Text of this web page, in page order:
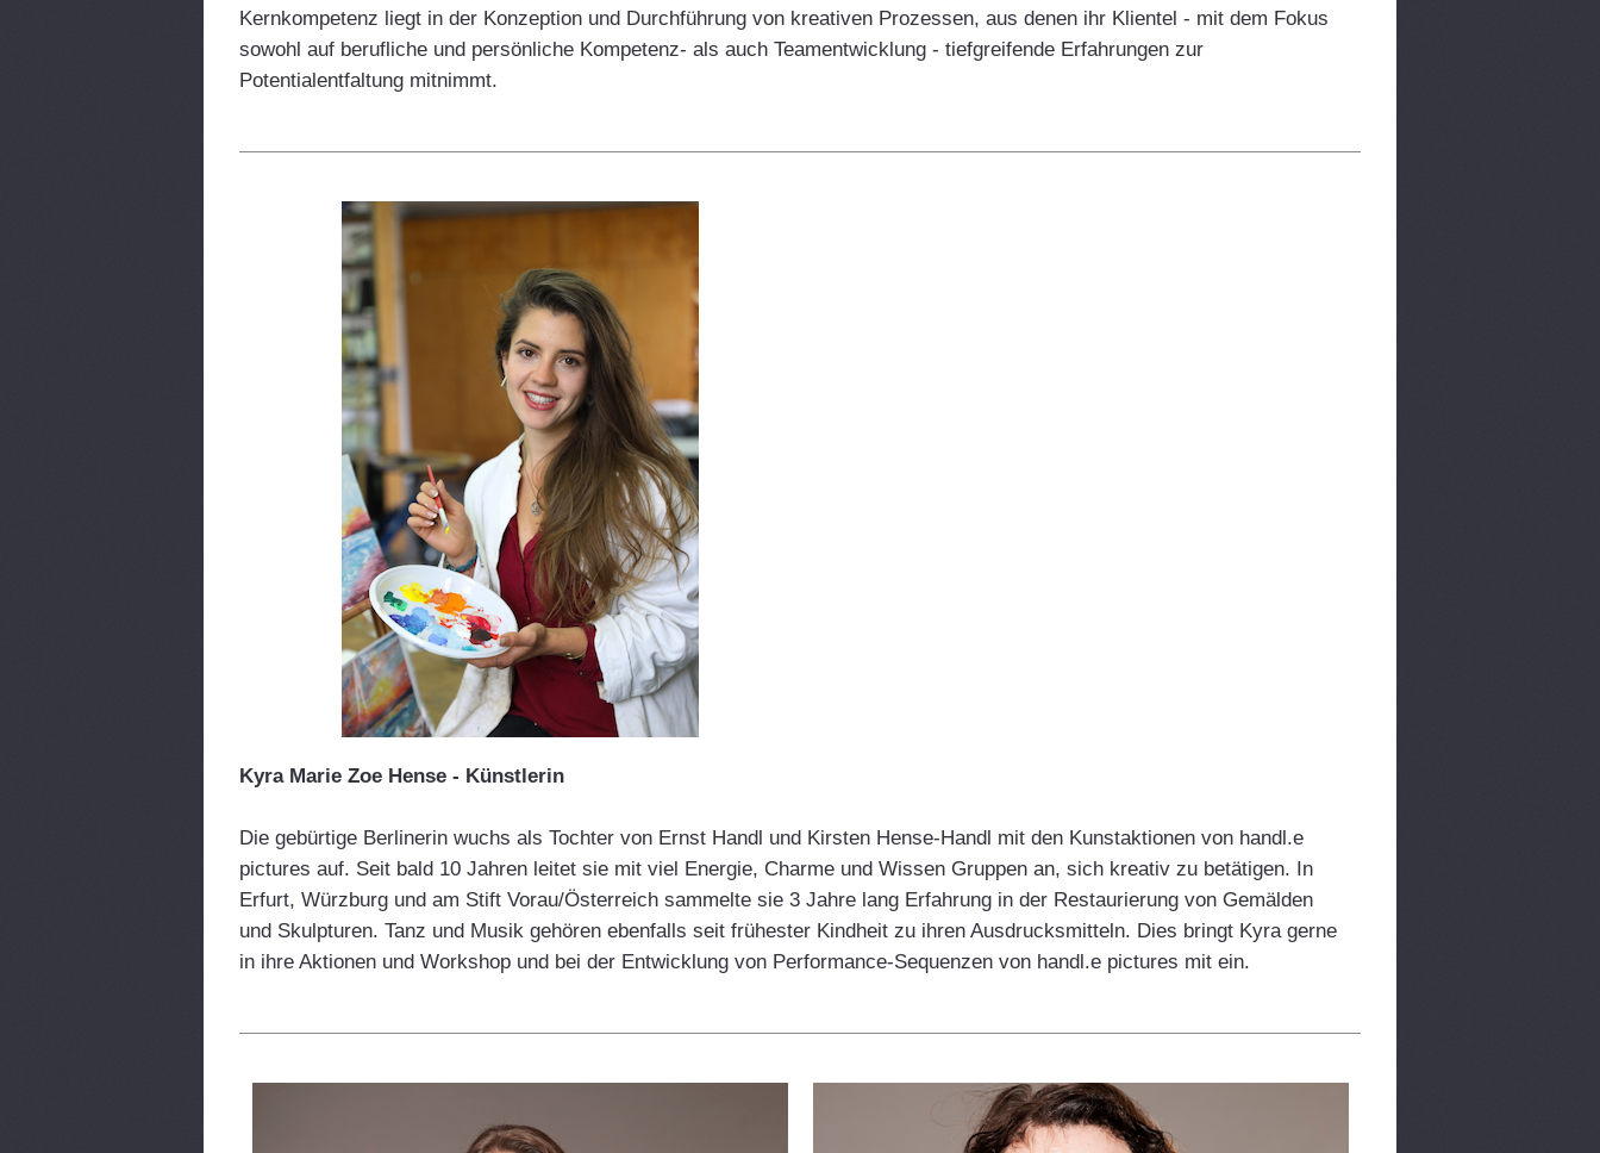
Kernkompetenz liegt in der Konzeption und Durchführung von kreativen Prozessen, aus denen ihr Klientel - mit dem Fokus
sowohl auf berufliche und persönliche Kompetenz- als auch Teamentwicklung - tiefgreifende Erfahrungen zur
Potentialentfaltung mitnimmt.
Kyra Marie Zoe Hense - Künstlerin
Die gebürtige Berlinerin wuchs als Tochter von Ernst Handl und Kirsten Hense-Handl mit den Kunstaktionen von handl.e
pictures auf. Seit bald 10 Jahren leitet sie mit viel Energie, Charme und Wissen Gruppen an, sich kreativ zu betätigen. In
Erfurt, Würzburg und am Stift Vorau/Österreich sammelte sie 3 Jahre lang Erfahrung in der Restaurierung von Gemälden
und Skulpturen. Tanz und Musik gehören ebenfalls seit frühester Kindheit zu ihren Ausdrucksmitteln. Dies bringt Kyra gerne
in ihre Aktionen und Workshop und bei der Entwicklung von Performance-Sequenzen von handl.e pictures mit ein.